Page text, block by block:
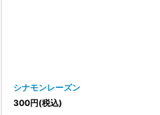
シナモンレーズン
300円(税込)